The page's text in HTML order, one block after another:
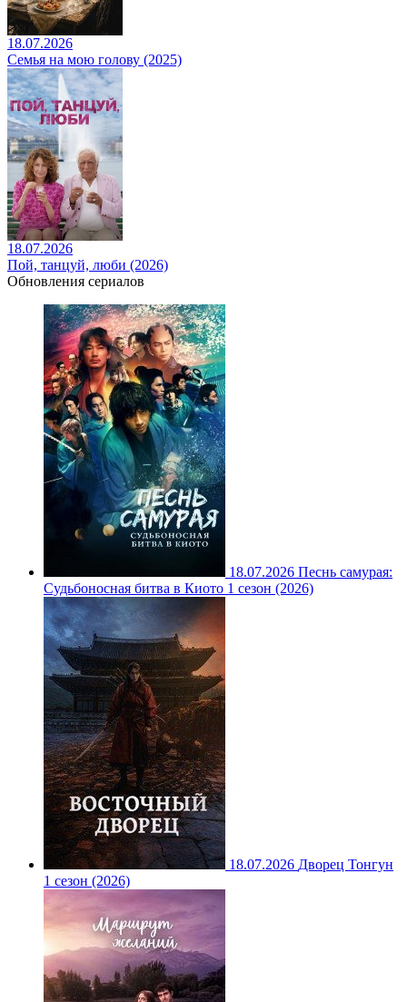
18.07.2026
Семья на мою голову (2025)
18.07.2026
Пой, танцуй, люби (2026)
Обновления сериалов
18.07.2026 Песнь самурая:
Судьбоносная битва в Киото 1 сезон (2026)
18.07.2026 Дворец Тонгун
1 сезон (2026)